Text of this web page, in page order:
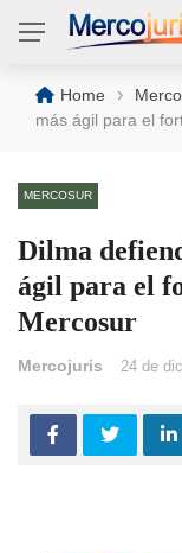
Home ›
más ágil para el
MERCOSUR
Dilma
ágil para el
Mercosur
Mercojuris 24 de